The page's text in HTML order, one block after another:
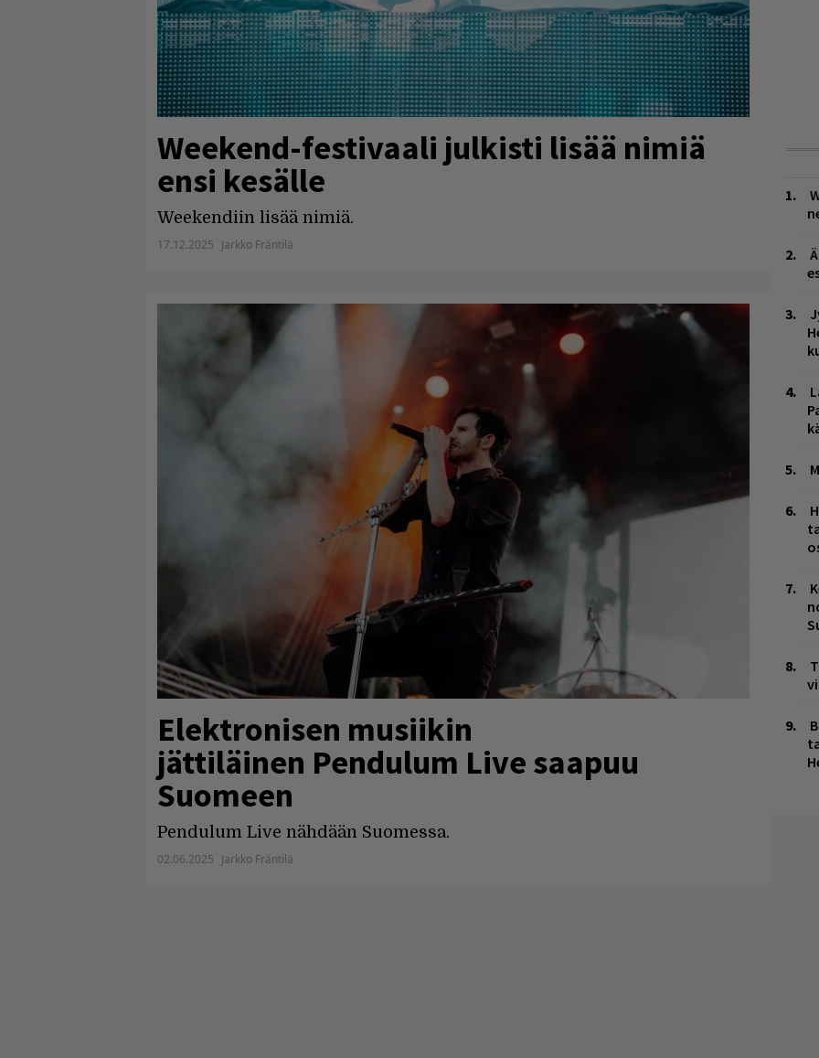
Weekend-festivaali julkisti lisää nimiä
ensi kesälle
Weekendiin lisää nimiä.
17.12.2025 Jarkko Fräntilä
Elektronisen musiikin
jättiläinen Pendulum Live saapuu
Suomeen
Pendulum Live nähdään Suomessa.
02.06.2025 Jarkko Fräntilä